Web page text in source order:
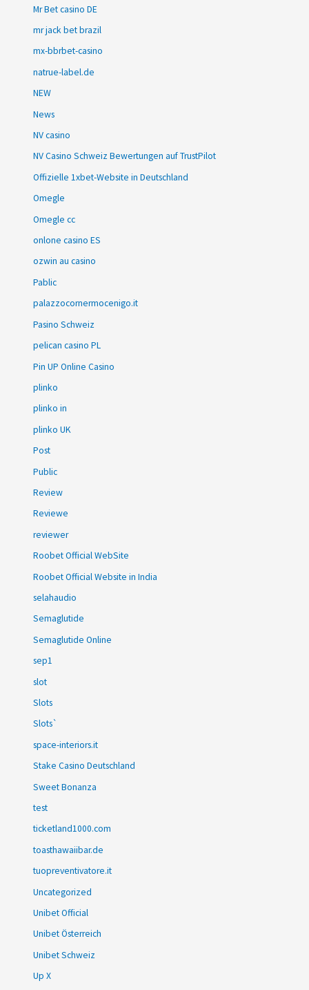
Mr Bet casino DE
mr jack bet brazil
mx-bbrbet-casino
natrue-label.de
NEW
News
NV casino
NV Casino Schweiz Bewertungen auf TrustPilot
Offizielle 1xbet-Website in Deutschland
Omegle
Omegle cc
onlone casino ES
ozwin au casino
Pablic
palazzocornermocenigo.it
Pasino Schweiz
pelican casino PL
Pin UP Online Casino
plinko
plinko in
plinko UK
Post
Public
Review
Reviewe
reviewer
Roobet Official WebSite
Roobet Official Website in India
selahaudio
Semaglutide
Semaglutide Online
sep1
slot
Slots
Slots`
space-interiors.it
Stake Casino Deutschland
Sweet Bonanza
test
ticketland1000.com
toasthawaiibar.de
tuopreventivatore.it
Uncategorized
Unibet Official
Unibet Österreich
Unibet Schweiz
Up X